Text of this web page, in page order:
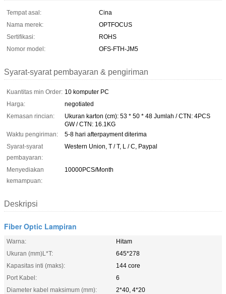
Tempat asal:
Cina
Nama merek:
OPTFOCUS
Sertifikasi:
ROHS
Nomor model:
OFS-FTH-JM5
Syarat-syarat pembayaran & pengiriman
Kuantitas min Order: 10 komputer PC
Harga:
negotiated
Kemasan rincian:
Ukuran karton (cm): 53 * 50 * 48 Jumlah / CTN: 4PCS
GW / CTN: 16.1KG
Waktu pengiriman:
5-8 hari afterpayment diterima
Syarat-syarat
pembayaran:
Western Union, T / T, L / C, Paypal
Menyediakan
kemampuan:
10000PCS/Month
Deskripsi
Fiber Optic Lampiran
Warna:
Hitam
Ukuran (mm)L*T:
645*278
Kapasitas inti (maks):
144 core
Port Kabel:
6
Diameter kabel maksimum (mm):
2*40, 4*20